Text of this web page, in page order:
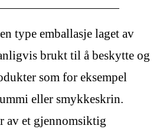
type emballasje laget av
brukt til å beskytte og
som for eksempel
eller smykkeskrin.
av et gjennomsiktig